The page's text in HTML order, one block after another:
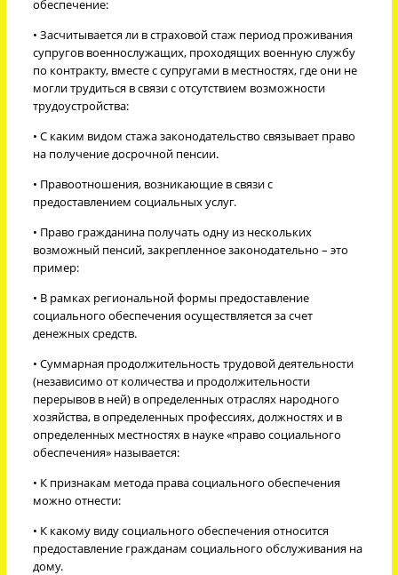
обеспечение:
• Засчитывается ли в страховой стаж период проживания
супругов военнослужащих, проходящих военную службу
по контракту, вместе с супругами в местностях, где они не
могли трудиться в связи с отсутствием возможности
трудоустройства:
• С каким видом стажа законодательство связывает право
на получение досрочной пенсии.
• Правоотношения, возникающие в связи с
предоставлением социальных услуг.
• Право гражданина получать одну из нескольких
возможный пенсий, закрепленное законодательно – это
пример:
• В рамках региональной формы предоставление
социального обеспечения осуществляется за счет
денежных средств.
• Суммарная продолжительность трудовой деятельности
(независимо от количества и продолжительности
перерывов в ней) в определенных отраслях народного
хозяйства, в определенных профессиях, должностях и в
определенных местностях в науке «право социального
обеспечения» называется:
• К признакам метода права социального обеспечения
можно отнести:
• К какому виду социального обеспечения относится
предоставление гражданам социального обслуживания на
дому.